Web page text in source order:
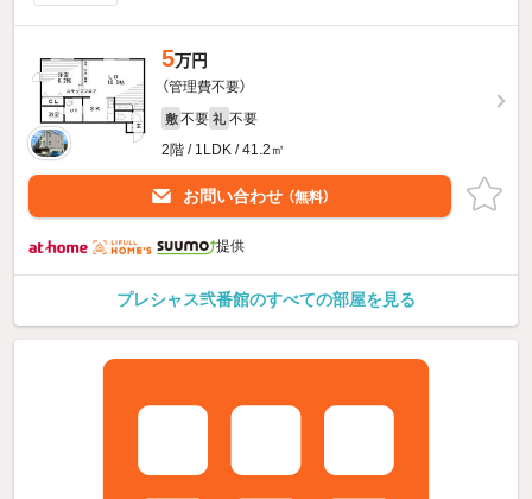
5万円
（管理費不要）
敷 不要 礼 不要
2階 / 1LDK / 41.2㎡
お問い合わせ （無料）
提供
プレシャス弐番館のすべての部屋を見る